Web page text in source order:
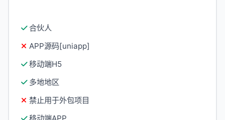
合伙人
APP源码[uniapp]
移动端H5
多地地区
禁止用于外包项目